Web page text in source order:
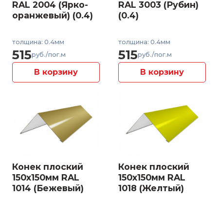
RAL 2004 (Ярко-
оранжевый) (0.4)
толщина: 0.4мм
515руб./пог.м
В корзину
RAL 3003 (Рубин)
(0.4)
толщина: 0.4мм
515руб./пог.м
В корзину
Конек плоский
150x150мм RAL
1014 (Бежевый)
Конек плоский
150x150мм RAL
1018 (Желтый)